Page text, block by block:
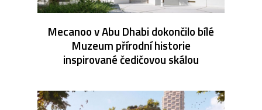
Mecanoo v Abu Dhabi dokončilo bílé
Muzeum přírodní historie
inspirované čedičovou skálou